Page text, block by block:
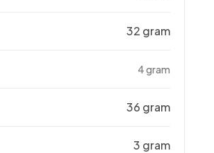
32 gram
4 gram
36 gram
3 gram